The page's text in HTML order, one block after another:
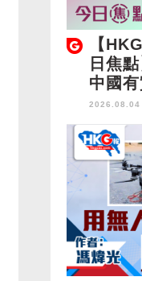
【
日焦
中國
2026.08.04